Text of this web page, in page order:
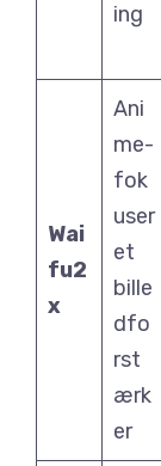
ing
Wai
fu2
x
Ani
me-
fok
user
et
bille
dfo
rst
ærk
er